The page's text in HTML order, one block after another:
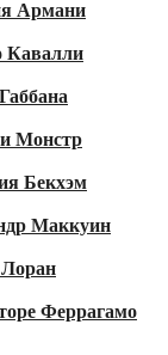
Армани
Кавалли
Монстр
Бекхэм
Маккуин
Феррагамо